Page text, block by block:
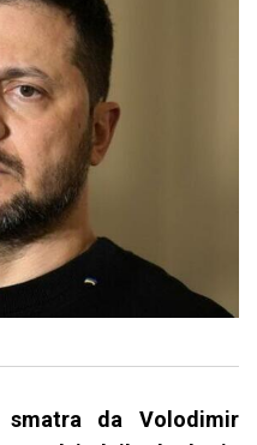
smatra da Volodimir